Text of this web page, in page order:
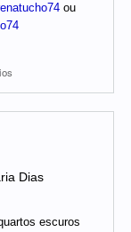
ou
Dias
escuros